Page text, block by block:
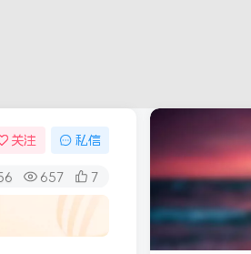
关注 私信
657 7